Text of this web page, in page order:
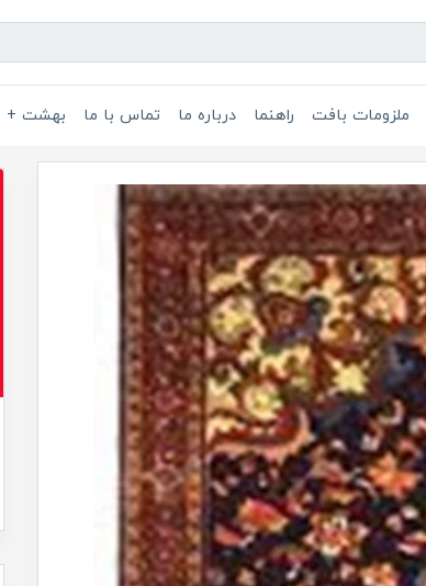
ملزومات بافت راهنما درباره ما تماس با ما بهشت +